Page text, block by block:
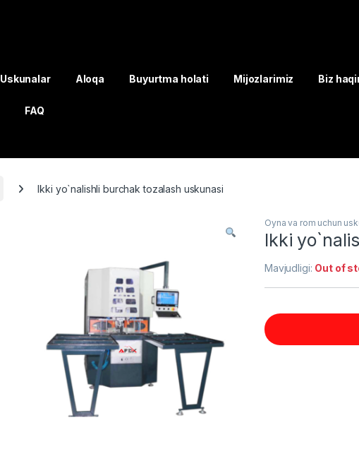
Uskunalar Aloqa Buyurtma holati Mijozlarimiz Biz
FAQ
Ikki yo`nalishli burchak tozalash uskunasi
Oyna va rom uchun
Ikki
Mavjudligi: Out of